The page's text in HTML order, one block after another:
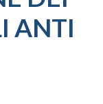
ANTI